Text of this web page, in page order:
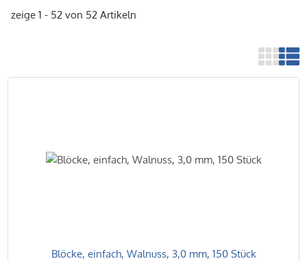
zeige 1 - 52 von 52 Artikeln
Blöcke, einfach, Walnuss, 3,0 mm, 150 Stück